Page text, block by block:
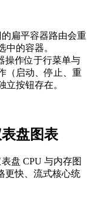
的扁平容器路由会重
中的容器。
操作位于行菜单与
（启动、停止、重
立按钮存在。
盘图表
盘 CPU 与内存图
更快、流式核心统